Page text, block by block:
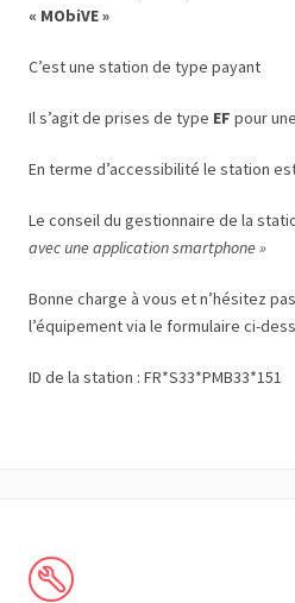
« MObiVE »
C’est une station de type payant
Il s’agit de prises de type EF pour
En terme d’accessibilité le station
Le conseil du gestionnaire de la
avec une application smartphone »
Bonne charge à vous et n’hésitez
l’équipement via le formulaire ci-
ID de la station : FR*S33*PMB33*151